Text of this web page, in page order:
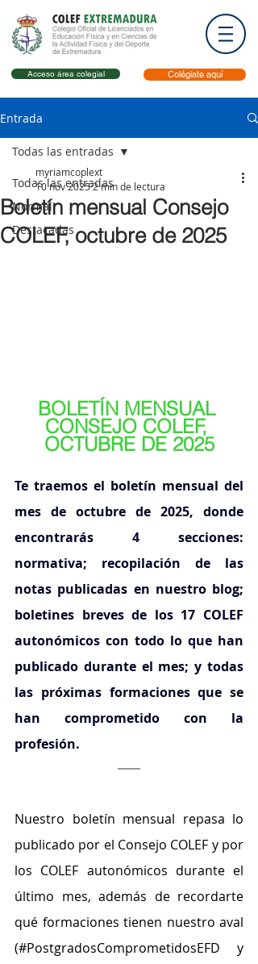
Acceso área colegial Colégiate aquí
Entrada
Todas las entradas
Normal
Destacadas
Todas las entradas
Boletín mensual Consejo
COLEF, octubre de 2025
myriamcoplext
10 nov 20252 min de lectura
BOLETÍN MENSUAL
CONSEJO COLEF,
OCTUBRE DE 2025
Te traemos el boletín mensual del
mes de octubre de 2025, donde
encontrarás 4 secciones:
normativa; recopilación de las
notas publicadas en nuestro blog;
boletines breves de los 17 COLEF
autonómicos con todo lo que han
publicado durante el mes; y todas
las próximas formaciones que se
han comprometido con la
profesión.
Nuestro boletín mensual repasa lo
publicado por el Consejo COLEF y por
los COLEF autonómicos durante el
último mes, además de recordarte
qué formaciones tienen nuestro aval